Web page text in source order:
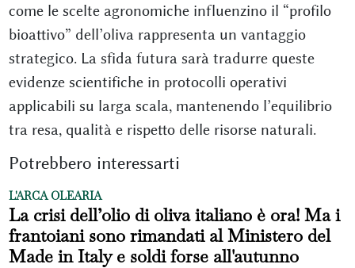
come le scelte agronomiche influenzino il “profilo
bioattivo” dell’oliva rappresenta un vantaggio
strategico. La sfida futura sarà tradurre queste
evidenze scientifiche in protocolli operativi
applicabili su larga scala, mantenendo l’equilibrio
tra resa, qualità e rispetto delle risorse naturali.
Potrebbero interessarti
L'ARCA OLEARIA
La crisi dell’olio di oliva italiano è ora! Ma i
frantoiani sono rimandati al Ministero del
Made in Italy e soldi forse all'autunno